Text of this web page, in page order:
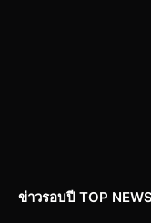
ข่าวรอบปี TOP